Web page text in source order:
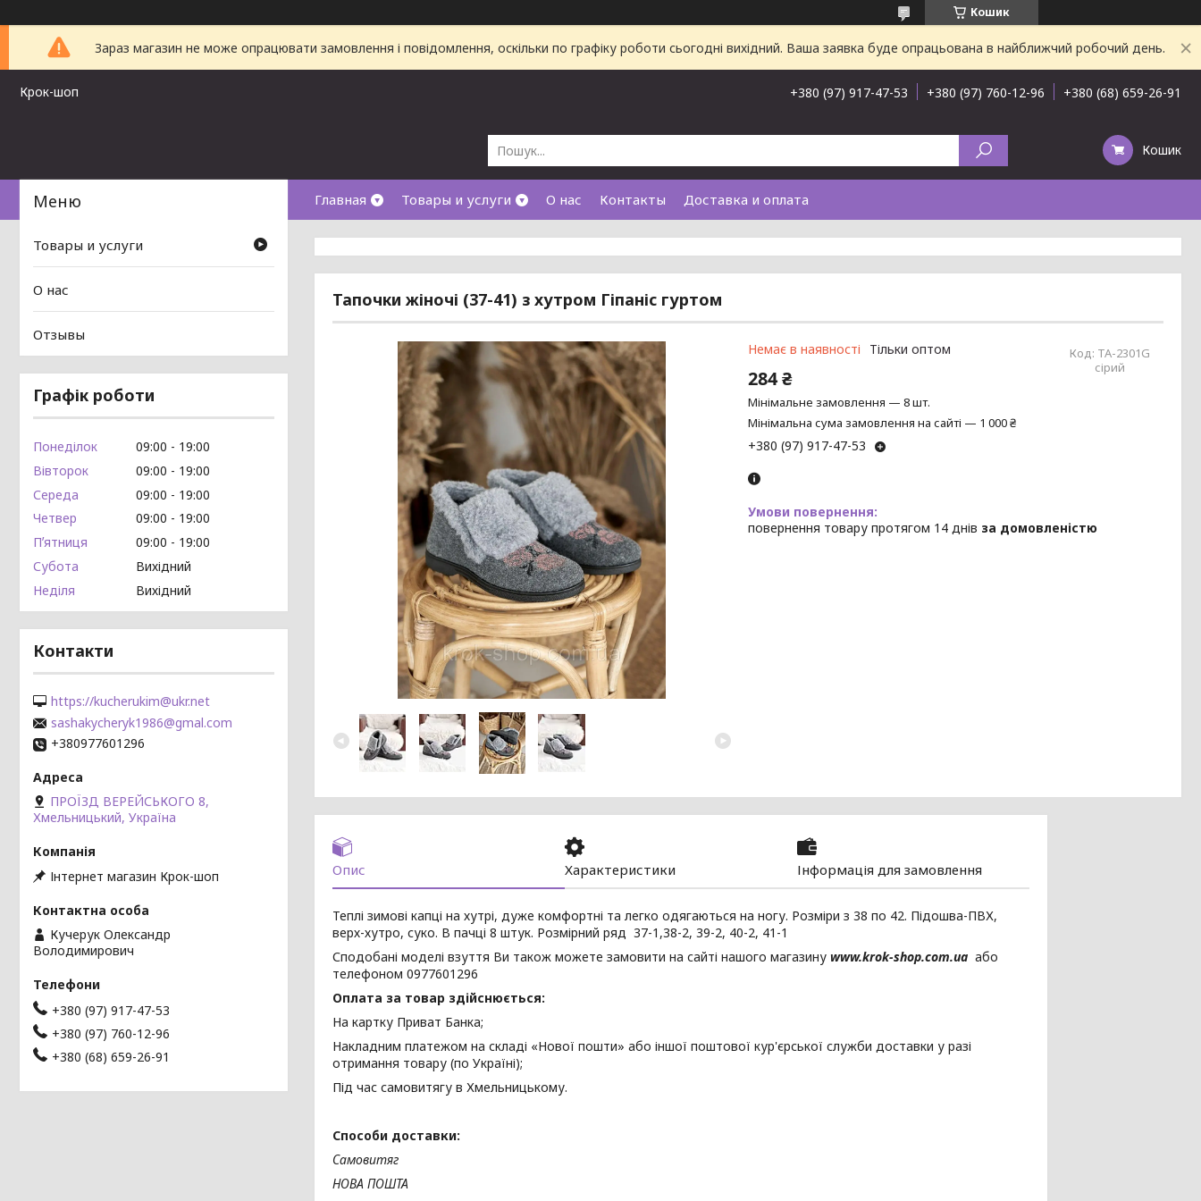
Кошик
Зараз магазин не може опрацювати замовлення і повідомлення, оскільки по графіку роботи сьогодні вихідний. Ваша заявка буде опрацьована в найближчий робочий день.
Крок-шоп +380 (97) 917-47-53 +380 (97) 760-12-96 +380 (68) 659-26-91
Кошик
Главная Товары и услуги О нас Контакты Доставка и оплата
Тапочки жіночі (37-41) з хутром Гіпаніс гуртом
Немає в наявності Тільки оптом Код: ТА-2301G
сірий
284 ₴
Мінімальне замовлення — 8 шт.
Мінімальна сума замовлення на сайті — 1 000 ₴
+380 (97) 917-47-53
повернення товару протягом 14 днів за домовленістю
Опис Характеристики Інформація для замовлення
Теплі зимові капці на хутрі, дуже комфортні та легко одягаються на ногу. Розміри з 38 по 42. Підошва-ПВХ,
верх-хутро, суко. В пачці 8 штук. Розмірний ряд 37-1,38-2, 39-2, 40-2, 41-1
Сподобані моделі взуття Ви також можете замовити на сайті нашого магазину www.krok-shop.com.ua або
телефоном 0977601296
Оплата за товар здійснюється:
На картку Приват Банка;
Накладним платежом на складі «Нової пошти» або іншої поштової кур'єрської служби доставки у разі
отримання товару (по Україні);
Під час самовитягу в Хмельницькому.
Способи доставки:
Самовитяг
НОВА ПОШТА
Товары и услуги
О нас
Отзывы
Графік роботи
Понеділок 09:00
19:00
Вівторок
09:00
19:00
Середа
09:00
19:00
Четвер
09:00
19:00
Пʼятниця
09:00
19:00
Субота
Вихідний
Неділя
Вихідний
Контакти
https://kucherukim@ukr.net
sashakycheryk1986@gmal.com
+380977601296
ПРОЇЗД ВЕРЕЙСЬКОГО 8,
Хмельницький, Україна
Інтернет магазин Крок-шоп
Кучерук Олександр
Володимирович
+380 (97) 917-47-53
+380 (97) 760-12-96
+380 (68) 659-26-91